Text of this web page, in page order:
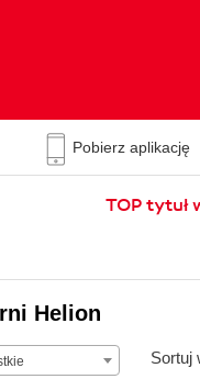
Pobierz aplikację
TOP tytuł
Helion
Sortuj